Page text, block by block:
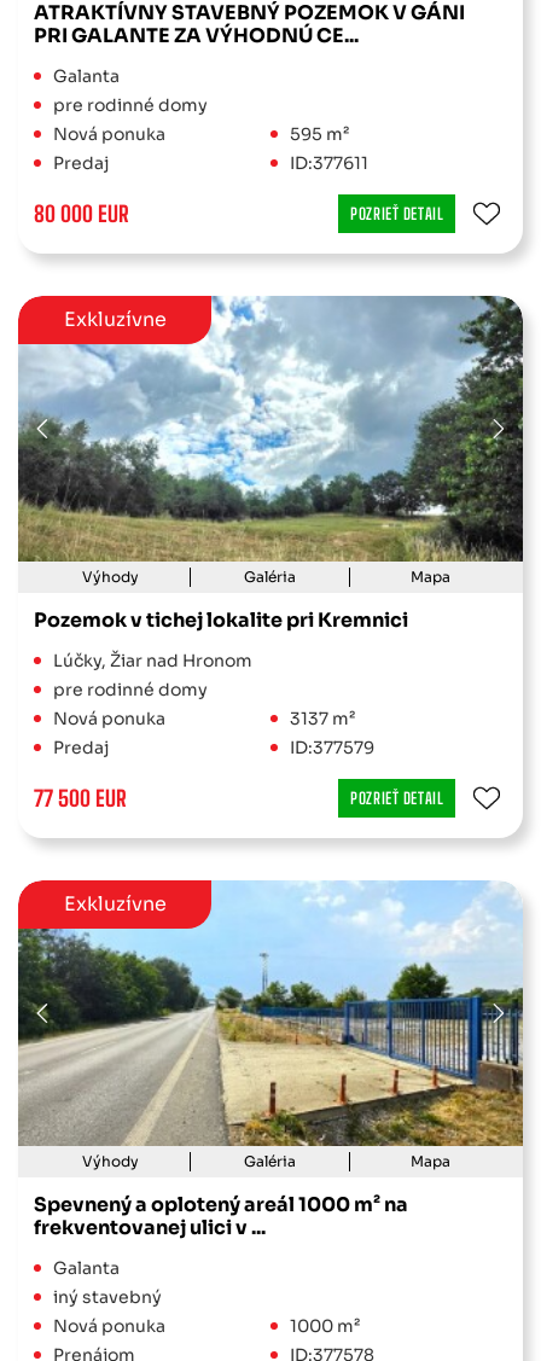
ATRAKTÍVNY STAVEBNÝ POZEMOK V GÁNI
PRI GALANTE ZA VÝHODNÚ CE...
Galanta
pre rodinné domy
Nová ponuka
595 m²
Predaj
ID:377611
80 000 EUR POZRIEŤ DETAIL
Exkluzívne
Výhody Galéria Mapa
Pozemok v tichej lokalite pri Kremnici
Lúčky, Žiar nad Hronom
pre rodinné domy
Nová ponuka
3137 m²
Predaj
ID:377579
77 500 EUR POZRIEŤ DETAIL
Exkluzívne
Výhody Galéria Mapa
Spevnený a oplotený areál 1000 m² na
frekventovanej ulici v ...
Galanta
iný stavebný
Nová ponuka
1000 m²
Prenájom
ID:377578